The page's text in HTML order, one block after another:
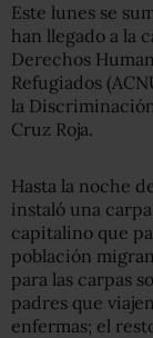
Este lunes se
han llegado a la
Derechos
Refugiados
la
Cruz Roja.
Hasta la noche
instaló una
capitalino que
población
para las carpas
padres que
enfermas; el